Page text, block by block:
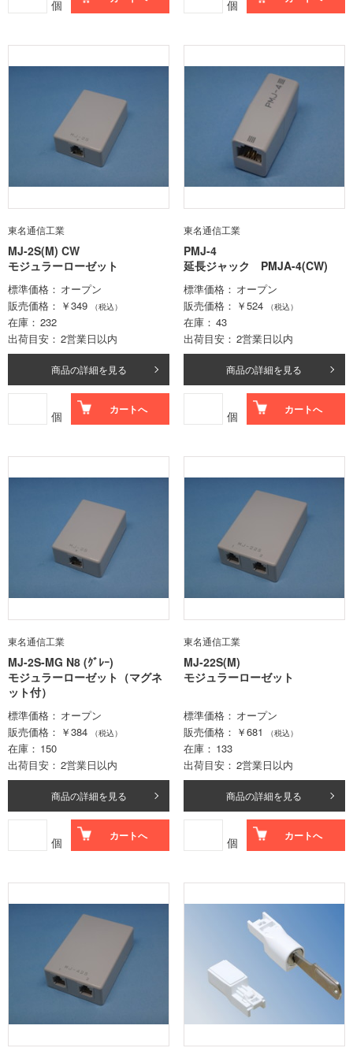
個 個
東名通信工業
MJ-2S(M) CW
モジュラーローゼット
標準価格
オープン
販売価格
￥349 （税込）
在庫
232
出荷目安
2営業日以内
商品の詳細を見る
個 カートへ
東名通信工業
PMJ-4
延長ジャック PMJA-4(CW)
標準価格
オープン
販売価格
￥524 （税込）
在庫
43
出荷目安
2営業日以内
商品の詳細を見る
個 カートへ
東名通信工業
MJ-2S-MG N8 (ｸﾞﾚｰ)
モジュラーローゼット（マグネ
ット付）
標準価格
オープン
販売価格
￥384 （税込）
在庫
150
出荷目安
2営業日以内
商品の詳細を見る
個 カートへ
東名通信工業
MJ-22S(M)
モジュラーローゼット
標準価格
オープン
販売価格
￥681 （税込）
在庫
133
出荷目安
2営業日以内
商品の詳細を見る
個 カートへ